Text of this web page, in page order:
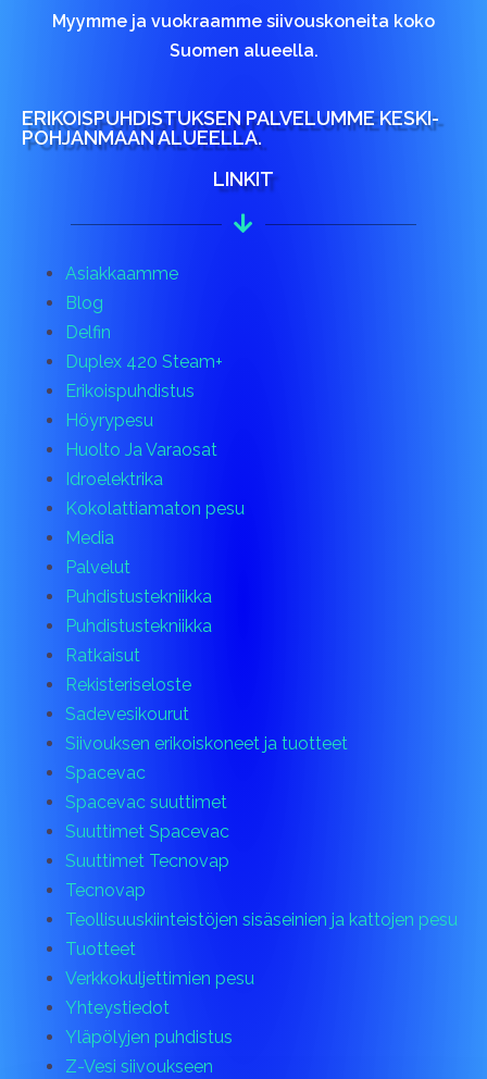
Myymme ja vuokraamme siivouskoneita koko
Suomen alueella.
ERIKOISPUHDISTUKSEN PALVELUMME KESKI-
POHJANMAAN ALUEELLA.
LINKIT
Asiakkaamme
Blog
Delfin
Duplex 420 Steam+
Erikoispuhdistus
Höyrypesu
Huolto Ja Varaosat
Idroelektrika
Kokolattiamaton pesu
Media
Palvelut
Puhdistustekniikka
Puhdistustekniikka
Ratkaisut
Rekisteriseloste
Sadevesikourut
Siivouksen erikoiskoneet ja tuotteet
Spacevac
Spacevac suuttimet
Suuttimet Spacevac
Suuttimet Tecnovap
Tecnovap
Teollisuuskiinteistöjen sisäseinien ja kattojen pesu
Tuotteet
Verkkokuljettimien pesu
Yhteystiedot
Yläpölyjen puhdistus
Z-Vesi siivoukseen